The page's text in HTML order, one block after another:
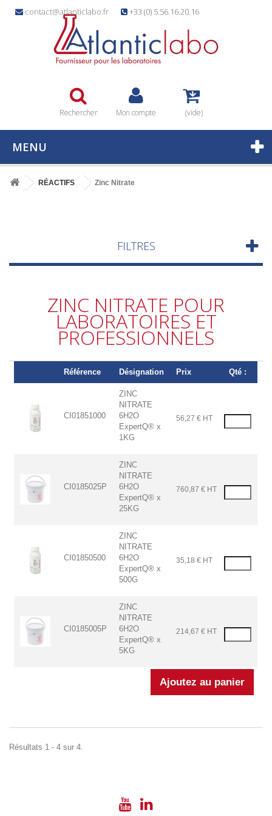
contact@atlanticlabo.fr +33 (0) 5.56.16.20.16
Rechercher Mon compte (vide)
MENU
RÉACTIFS Zinc Nitrate
FILTRES
ZINC NITRATE POUR
LABORATOIRES ET
PROFESSIONNELS
Référence Désignation Prix Qté :
CI01851000
ZINC
NITRATE
6H2O
ExpertQ® x
1KG
56,27 € HT
CI0185025P
ZINC
NITRATE
6H2O
ExpertQ® x
25KG
760,87 € HT
CI01850500
ZINC
NITRATE
6H2O
ExpertQ® x
500G
35,18 € HT
CI0185005P
ZINC
NITRATE
6H2O
ExpertQ® x
5KG
214,67 € HT
Résultats 1 - 4 sur 4.